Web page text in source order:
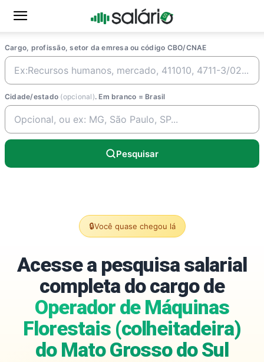
Cargo, profissão, setor da emresa ou código CBO/CNAE
Cidade/estado (opcional). Em branco = Brasil
Pesquisar
🔒Você quase chegou lá
Acesse a pesquisa salarial
completa do cargo de
Operador de Máquinas
Florestais (colheitadeira)
do Mato Grosso do Sul